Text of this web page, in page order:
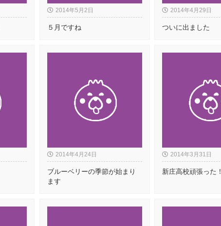
2014年5月2日
５月ですね
2014年4月29日
ついに出ました
2014年4月24日
ブルーベリーの季節が始まり
ます
2014年3月31日
新庄高校頑張った！